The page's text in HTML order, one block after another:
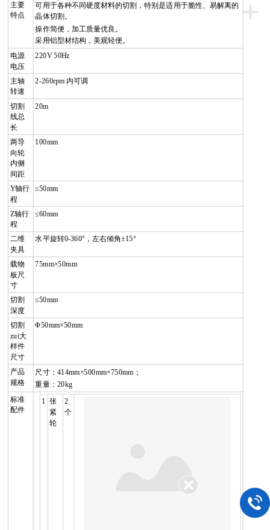
+
主要
特点
可用于各种不同硬度材料的切割，特别是适用于脆性、易解离的
晶体切割。
操作简便，加工质量优良。
采用铝型材结构，美观轻便。
电源
电压
220V 50Hz
主轴
转速
2-260rpm 内可调
切割
线总
长
20m
两导
向轮
内侧
间距
100mm
Y轴行
程
≤50mm
Z轴行
程
≤60mm
二维
夹具
水平旋转0-360° ，左右倾角±15°
载物
板尺
寸
75mm×50mm
切割
深度
≤50mm
切割
zui大
样件
尺寸
Φ50mm×50mm
产品
规格
尺寸：414mm×500mm×750mm ；
重量：20kg
标准
配件
1 张
紧
轮
2
个